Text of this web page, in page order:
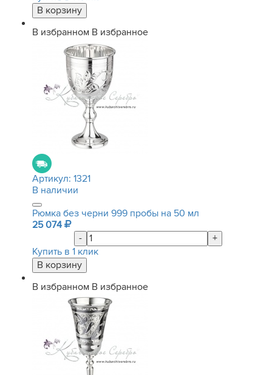
В избранном В избранное
Артикул: 1321
В наличии
Рюмка без черни 999 пробы на 50 мл
25 074
-
+
Купить в 1 клик
В избранном В избранное